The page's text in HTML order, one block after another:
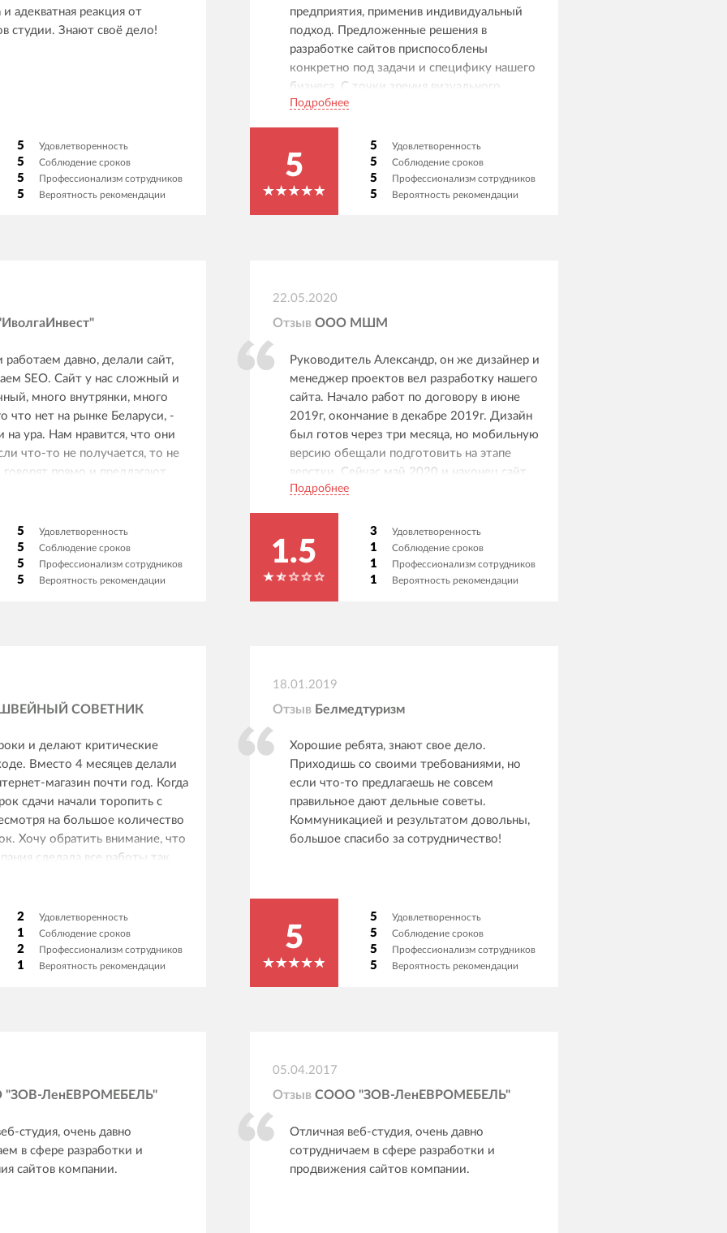
адекватная реакция от
студии. Знают своё дело!
5 Удовлетворенность
5 Соблюдение сроков
5 Профессионализм сотрудников
5 Вероятность рекомендации
предприятия, применив индивидуальный
подход. Предложенные решения в
разработке сайтов приспособлены
конкретно под задачи и специфику нашего
бизнеса. С точки зрения визуального
представления всё выполнено современно и
поддержки, команда была и остаётся на
связи по любым вопросам, причём
отвечают они оперативно.
Подробнее
5
5 Удовлетворенность
5 Соблюдение сроков
5 Профессионализм сотрудников
5 Вероятность рекомендации
работаем давно, делали сайт,
SEO. Сайт у нас сложный и
много внутрянки, много
что нет на рынке Беларуси, -
на ура. Нам нравится, что они
что-то не получается, то не
говорят прямо и предлагают
Тоже самое по срокам:
проделана успешно. Домен
за полгода трафик привели
довольны.
5 Удовлетворенность
5 Соблюдение сроков
5 Профессионализм сотрудников
5 Вероятность рекомендации
22.05.2020
Отзыв ООО МШМ
Руководитель Александр, он же дизайнер и
менеджер проектов вел разработку нашего
сайта. Начало работ по договору в июне
2019г, окончание в декабре 2019г. Дизайн
был готов через три месяца, но мобильную
версию обещали подготовить на этапе
верстки. Сейчас май 2020 и наконец сайт
готов (прошло 12 мес), но с кучей
описывал ошибки на сайте, которые они не
заметили и предлагали уже оплачивать. По
итогу я был у них внештатным
тестировщиком. Глядя теперь на
портфолио их, я вижу какие сырые, на мой
делали модуль и потратили на его
Подробнее
1.5
3 Удовлетворенность
1 Соблюдение сроков
1 Профессионализм сотрудников
1 Вероятность рекомендации
СОВЕТНИК
и делают критические
Вместо 4 месяцев делали
магазин почти год. Когда
сдачи начали торопить с
на большое количество
Хочу обратить внимание, что
сделала все работы так,
на 100% от программиста и
Все исправления ошибок
после того, как мы оплатили,
Для сравнения, мы
по написанию редиректа в
у фрилансера.
Поводом написания
2 Удовлетворенность
1 Соблюдение сроков
2 Профессионализм сотрудников
1 Вероятность рекомендации
18.01.2019
Отзыв Белмедтуризм
Хорошие ребята, знают свое дело.
Приходишь со своими требованиями, но
если что-то предлагаешь не совсем
правильное дают дельные советы.
Коммуникацией и результатом довольны,
большое спасибо за сотрудничество!
5
5 Удовлетворенность
5 Соблюдение сроков
5 Профессионализм сотрудников
5 Вероятность рекомендации
ЛенЕВРОМЕБЕЛЬ"
студия, очень давно
в сфере разработки и
сайтов компании.
05.04.2017
Отзыв СООО "ЗОВ-ЛенЕВРОМЕБЕЛЬ"
Отличная веб-студия, очень давно
сотрудничаем в сфере разработки и
продвижения сайтов компании.